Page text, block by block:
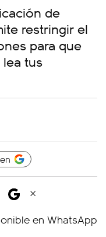
de
restringir el
para que
tus